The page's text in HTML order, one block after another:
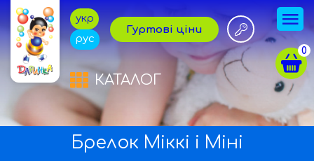
укр
рус
Гуртові ціни
КАТАЛОГ
0
Брелок Міккі і Міні